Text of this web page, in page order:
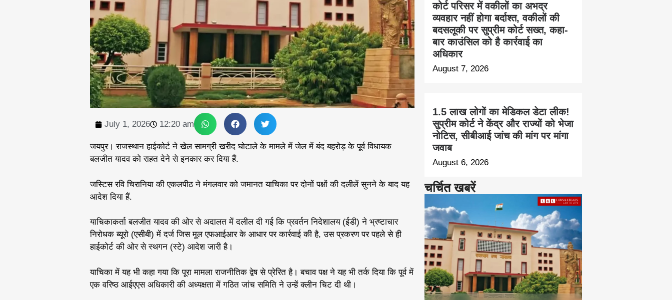
कोर्ट परिसर में वकीलों का अभद्र
व्यवहार नहीं होगा बर्दाश्त, वकीलों की
बदसलूकी पर सुप्रीम कोर्ट सख्त, कहा-
बार काउंसिल को है कार्रवाई का
अधिकार
August 7, 2026
1.5 लाख लोगों का मेडिकल डेटा लीक!
सुप्रीम कोर्ट ने केंद्र और राज्यों को भेजा
नोटिस, सीबीआई जांच की मांग पर मांगा
जवाब
August 6, 2026
चर्चित खबरें
July 1, 2026 12:20 am
जयपुर। राजस्थान हाईकोर्ट ने खेल सामग्री खरीद घोटाले के मामले में जेल में बंद बहरोड़ के पूर्व विधायक
बलजीत यादव को राहत देने से इनकार कर दिया हैं.
जस्टिस रवि चिरानिया की एकलपीठ ने मंगलवार को जमानत याचिका पर दोनों पक्षों की दलीलें सुनने के बाद यह
आदेश दिया हैं.
याचिकाकर्ता बलजीत यादव की ओर से अदालत में दलील दी गई कि प्रवर्तन निदेशालय (ईडी) ने भ्रष्टाचार
निरोधक ब्यूरो (एसीबी) में दर्ज जिस मूल एफआईआर के आधार पर कार्रवाई की है, उस प्रकरण पर पहले से ही
हाईकोर्ट की ओर से स्थगन (स्टे) आदेश जारी है।
याचिका में यह भी कहा गया कि पूरा मामला राजनीतिक द्वेष से प्रेरित है। बचाव पक्ष ने यह भी तर्क दिया कि पूर्व में
एक वरिष्ठ आईएएस अधिकारी की अध्यक्षता में गठित जांच समिति ने उन्हें क्लीन चिट दी थी।